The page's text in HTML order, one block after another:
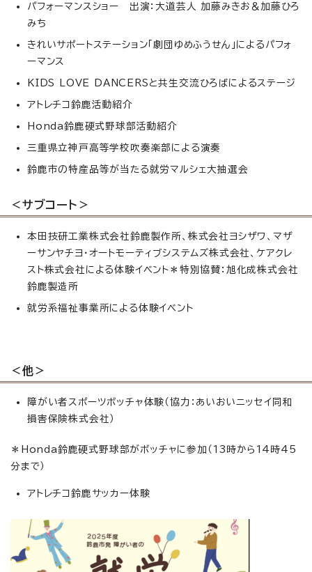
パフォーマンスショー 出演：大道芸人 加藤みきお＆加藤ひろ
みち
きれいサポートステーション「劇団ゆめふうせん」によるパフォ
ーマンス
KIDS LOVE DANCERSと共生交流ひろばによるステージ
アトレチコ鈴鹿活動紹介
Honda鈴鹿硬式野球部活動紹介
三重県立神戸高等学校吹奏楽部による演奏
鈴鹿市の特産品等が当たる就労マルシェ大抽選会
＜サブコート＞
本田技研工業株式会社鈴鹿製作所、株式会社ヨシザワ、マザ
ーサンヤチヨ・オートモーティブシステムズ株式会社、ケアクレ
スト株式会社による体験イベント＊特別協賛：旭化成株式会社
鈴鹿製造所
就労系福祉事業所による体験イベント
＜他＞
障がい者スポーツボッチャ体験（協力：あいおいニッセイ同和
損害保険株式会社）
＊Honda鈴鹿硬式野球部がボッチャに参加（13時から14時45
分まで）
アトレチコ鈴鹿サッカー体験